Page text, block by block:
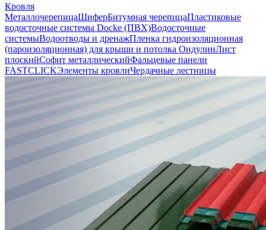
Кровля
МеталлочерепицаШиферБитумная черепицаПластиковые
водосточные системы Docke (ПВХ)Водосточные
системыВодоотводы и дренажПленка гидроизоляционная
(пароизоляционная) для крыши и потолка ОндулинЛист
плоскийСофит металлическийФальцевые панели
FASTCLICKЭлементы кровлиЧердачные лестницы